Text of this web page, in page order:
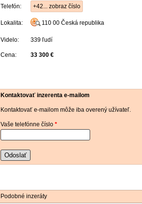
Telefón: +42... zobraz číslo
Lokalita: 110 00 Česká republika
Videlo: 339 ľudí
Cena: 33 300 €
Kontaktovať inzerenta e-mailom
Kontaktovať e-mailom môže iba overený užívateľ.
Vaše telefónne číslo *
Odoslať
Podobné inzeráty